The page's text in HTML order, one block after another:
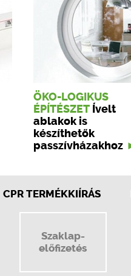
ÖKO-LOGIKUS
ÉPÍTÉSZET Ívelt
ablakok is
készíthetők
passzívházakhoz
CPR TERMÉKKIÍRÁS
Szaklap-
előfizetés